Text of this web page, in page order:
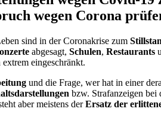
wegen Corona
sind in der Coronakrise zum
abgesagt, Schulen, Restaurants
eingeschränkt.
und die Frage, wer hat in einer
bzw. Strafanzeigen bei
aber meistens derErsatz der